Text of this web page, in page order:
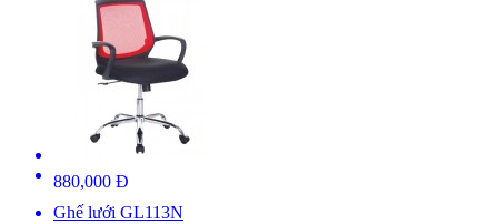
880,000 Đ
Ghế lưới GL113N